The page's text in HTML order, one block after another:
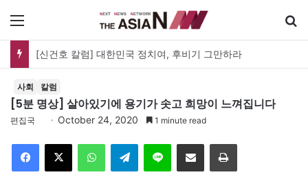
사회 칼럼
[5분 명상] 살아있기에 용기가 솟고 희망이 느껴집니다
편집국 October 24, 2020 1 minute read
Telegram 이메일